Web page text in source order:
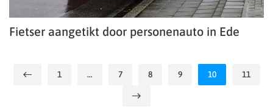
Fietser aangetikt door personenauto in Ede
1 … 7 8 9 10 11